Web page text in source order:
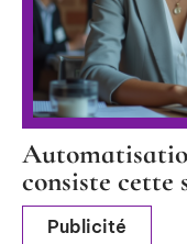
consiste cette
Publicité